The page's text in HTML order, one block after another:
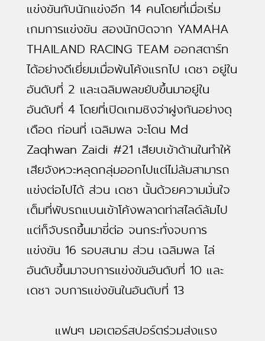
แข่งขันกับนักแข่งอีก 14 คนโดยที่เมื่อเริ่ม
เกมการแข่งขัน สองนักบิดจาก YAMAHA
THAILAND RACING TEAM ออกสตาร์ท
ได้อย่างดีเยี่ยมเมื่อพ้นโค้งแรกไป เดชา อยู่ใน
อันดับที่ 2 และเฉลิมพลขยับขึ้นมาอยู่ใน
อันดับที่ 4 โดยที่เปิดเกมชิงจ่าฝูงกันอย่างดุ
เดือด ก่อนที่ เฉลิมพล จะโดน Md
Zaqhwan Zaidi #21 เสียบเข้าด้านในทำให้
เสียจังหวะหลุดกลุ่มออกไปแต่ไม่ล้มสามารถ
แข่งต่อไปได้ ส่วน เดชา นั้นด้วยความมั่นใจ
เต็มที่พับรถแบนเข้าโค้งพลาดท่าสไลด์ล้มไป
แต่ก็จับรถขึ้นมาขี่ต่อ จนกระทั่งจบการ
แข่งขัน 16 รอบสนาม ส่วน เฉลิมพล ไล่
อันดับขึ้นมาจบการแข่งขันอันดับที่ 10 และ
เดชา จบการแข่งขันในอันดับที่ 13
แฟนๆ มอเตอร์สปอร์ตร่วมส่งแรง